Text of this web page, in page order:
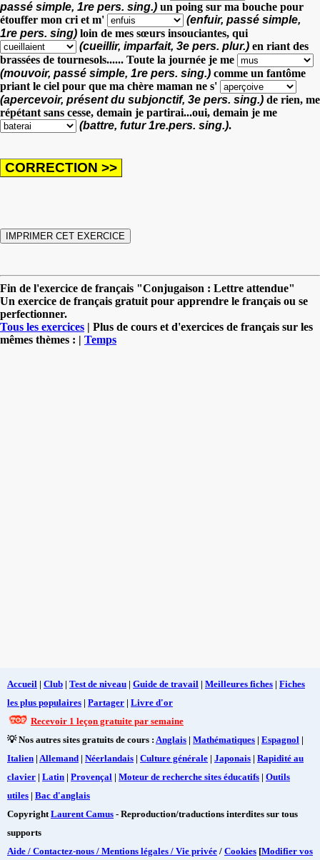
passé simple, 1re pers. sing.) un poing sur ma bouche pour
étouffer mon cri et m'
(enfuir, passé simple,
1re pers. sing) loin de mes sœurs insouciantes, qui
(cueillir, imparfait, 3e pers. plur.) en riant des
brassées de tournesols...... Toute la journée je me
(mouvoir, passé simple, 1re pers. sing.) comme un fantôme
priant le ciel pour que ma chère maman ne s'
(apercevoir, présent du subjonctif, 3e pers. sing.) de rien, me
répétant sans cesse, demain je partirai...oui, demain je me
(battre, futur 1re.pers. sing.).
Fin de l'exercice de français "Conjugaison : Lettre attendue"
Un exercice de français gratuit pour apprendre le français ou se
perfectionner.
Tous les exercices | Plus de cours et d'exercices de français sur les
mêmes thèmes : | Temps
Accueil | Club | Test de niveau | Guide de travail | Meilleures fiches | Fiches
les plus populaires | Partager | Livre d'or
Recevoir 1 leçon gratuite par semaine
💡 Nos autres sites gratuits de cours : Anglais | Mathématiques | Espagnol |
Italien | Allemand | Néerlandais | Culture générale | Japonais | Rapidité au
clavier | Latin | Provençal | Moteur de recherche sites éducatifs | Outils
utiles | Bac d'anglais
Copyright Laurent Camus - Reproduction/traductions interdites sur tous
supports
Aide / Contactez-nous / Mentions légales / Vie privée / Cookies [Modifier vos